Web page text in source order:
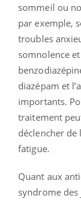
sommeil ou
par exemple,
troubles
somnolence
diazépam et
importants.
traitement
déclencher de
fatigue.
Quant aux
syndrome